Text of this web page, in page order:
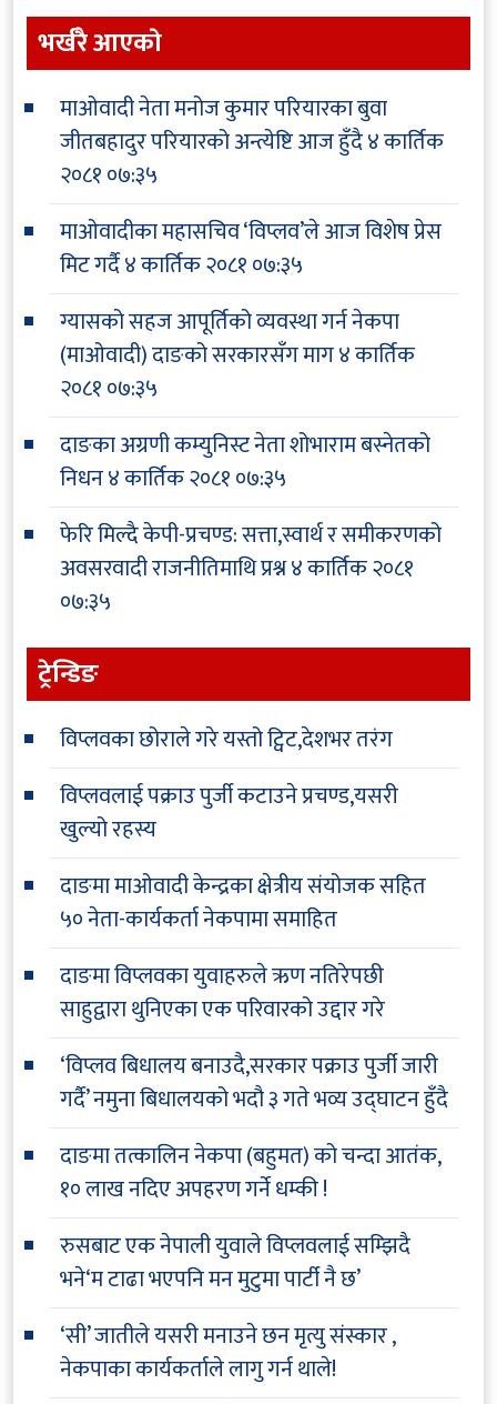
भर्खरै आएकाे
माओवादी नेता मनोज कुमार परियारका बुवा
जीतबहादुर परियारको अन्त्येष्टि आज हुँदै४ कार्तिक
२०८१ ०७:३५
माओवादीका महासचिव ‘विप्लव’ले आज विशेष प्रेस
मिट गर्दै४ कार्तिक २०८१ ०७:३५
ग्यासको सहज आपूर्तिको व्यवस्था गर्न नेकपा
(माओवादी) दाङको सरकारसँग माग४ कार्तिक
२०८१ ०७:३५
दाङका अग्रणी कम्युनिस्ट नेता शोभाराम बस्नेतको
निधन४ कार्तिक २०८१ ०७:३५
फेरि मिल्दै केपी-प्रचण्ड: सत्ता,स्वार्थ र समीकरणको
अवसरवादी राजनीतिमाथि प्रश्न४ कार्तिक २०८१
०७:३५
ट्रेन्डिङ
विप्लवका छोराले गरे यस्तो ट्विट,देशभर तरंग
विप्लवलाई पक्राउ पुर्जी कटाउने प्रचण्ड,यसरी
खुल्यो रहस्य
दाङमा माओवादी केन्द्रका क्षेत्रीय संयोजक सहित
५० नेता-कार्यकर्ता नेकपामा समाहित
दाङमा विप्लवका युवाहरुले ऋण नतिरेपछी
साहुद्वारा थुनिएका एक परिवारको उद्दार गरे
‘विप्लव बिधालय बनाउदै,सरकार पक्राउ पुर्जी जारी
गर्दै’ नमुना बिधालयको भदौ ३ गते भव्य उद्घाटन हुँदै
दाङमा तत्कालिन नेकपा (बहुमत) को चन्दा आतंक,
१० लाख नदिए अपहरण गर्ने धम्की !
रुसबाट एक नेपाली युवाले विप्लवलाई सम्झिदै
भने‘म टाढा भएपनि मन मुटुमा पार्टी नै छ’
‘सी’ जातीले यसरी मनाउने छन मृत्यु संस्कार ,
नेकपाका कार्यकर्ताले लागु गर्न थाले!